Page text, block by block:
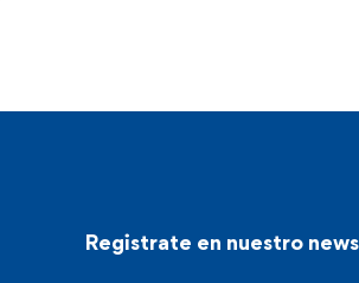
Registrate en nuestro